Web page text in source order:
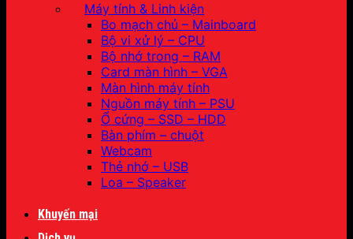
Máy tính & Linh kiện
Bo mạch chủ – Mainboard
Bộ vi xử lý – CPU
Bộ nhớ trong – RAM
Card màn hình – VGA
Màn hình máy tính
Nguồn máy tính – PSU
Ổ cứng – SSD – HDD
Bàn phím – chuột
Webcam
Thẻ nhớ – USB
Loa – Speaker
Khuyến mại